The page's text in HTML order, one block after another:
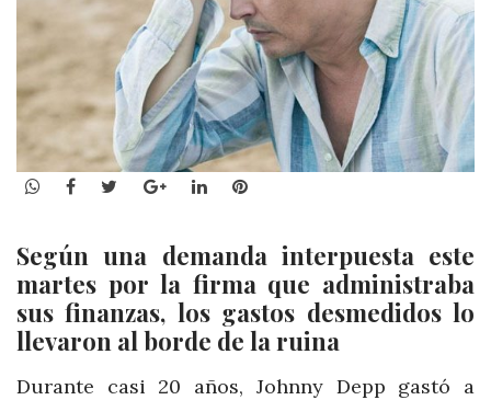
WhatsApp
Facebook
TwitterGoogle+LinkedInPinterest
Según una demanda interpuesta este
martes por la firma que administraba
sus finanzas, los gastos desmedidos lo
llevaron al borde de la ruina
Durante casi 20 años, Johnny Depp gastó a